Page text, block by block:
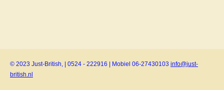
© 2023 Just-British, | 0524 - 222916 | Mobiel 06-27430103 info@just-
british.nl